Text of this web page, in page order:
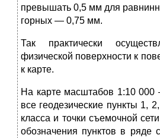
превышать 0,5 мм для
горных — 0,75 мм.
Так практически
физической поверх­ности к
к карте.
На карте масштабов 1:10
все геодези­ческие пункты 1,
класса и точки съемочной
обозначения пунктов в ряде